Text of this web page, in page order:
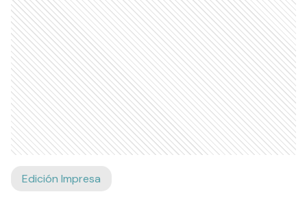
Edición Impresa